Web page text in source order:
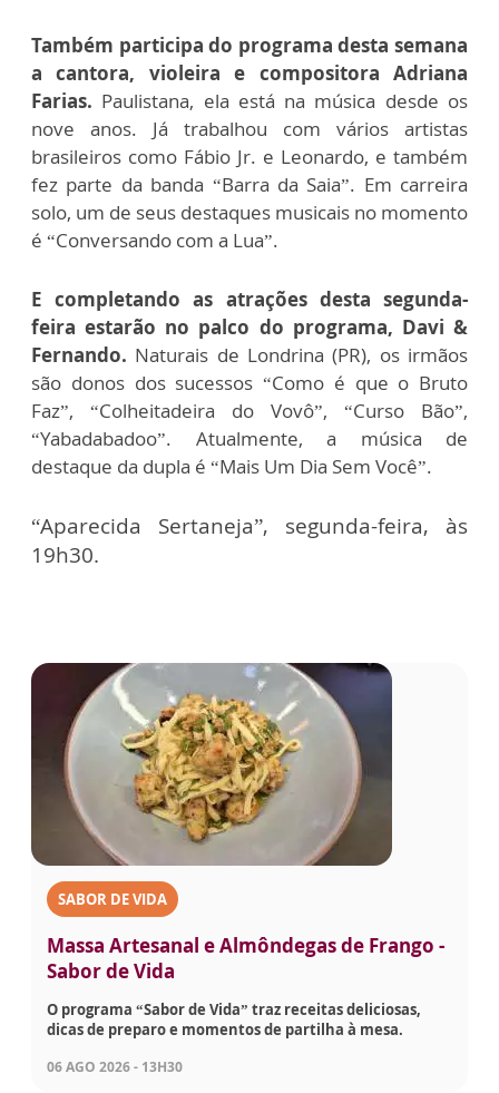
Também participa do programa desta semana
a cantora, violeira e compositora Adriana
Farias. Paulistana, ela está na música desde os
nove anos. Já trabalhou com vários artistas
brasileiros como Fábio Jr. e Leonardo, e também
fez parte da banda “Barra da Saia”. Em carreira
solo, um de seus destaques musicais no momento
é “Conversando com a Lua”.
E completando as atrações desta segunda-
feira estarão no palco do programa, Davi &
Fernando. Naturais de Londrina (PR), os irmãos
são donos dos sucessos “Como é que o Bruto
Faz”, “Colheitadeira do Vovô”, “Curso Bão”,
“Yabadabadoo”. Atualmente, a música de
destaque da dupla é “Mais Um Dia Sem Você”.
“Aparecida Sertaneja”, segunda-feira, às
19h30.
SABOR DE VIDA
Massa Artesanal e Almôndegas de Frango -
Sabor de Vida
O programa “Sabor de Vida” traz receitas deliciosas,
dicas de preparo e momentos de partilha à mesa.
06 AGO 2026 - 13H30